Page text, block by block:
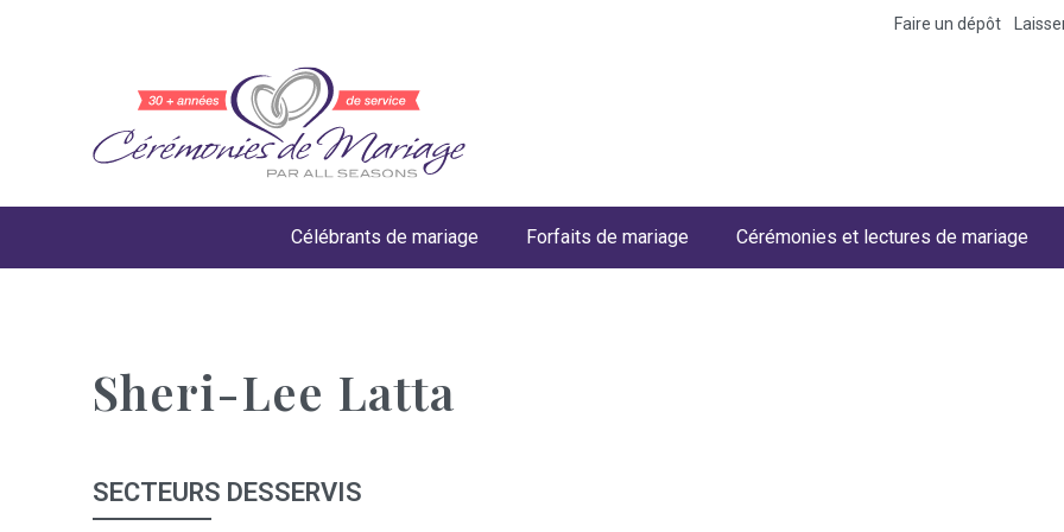
Faire un dépôt
Célébrants de mariage Forfaits de mariage Cérémonies et lectures de mariage
Sheri-Lee Latta
SECTEURS DESSERVIS